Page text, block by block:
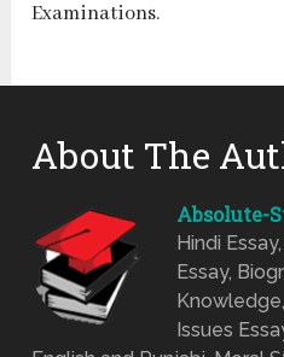
Examinations.
About The
Absolute-
Hindi
Essay,
Issues